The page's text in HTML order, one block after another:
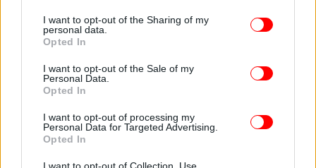
not limited to your visit or usage behaviour. You may click to
grant or deny consent to Google and its third-party tags to
use your data for below specified purposes in below Google
consent section.
I want to opt-out of the Sharing of my
personal data.
Opted In
I want to opt-out of the Sale of my
Personal Data.
Opted In
I want to opt-out of processing my
Personal Data for Targeted Advertising.
Opted In
Το εργαστήριο, ξεπερνά τα όρια της εκπαίδευσης,
ανακάλυψης, συλλογικής δημιουργίας και
επαναπροσδιορισμού της ταυτότητας μέσα από την
θεραπευτικής ενδυνάμωσης μέσα από τη
δημιουργία.